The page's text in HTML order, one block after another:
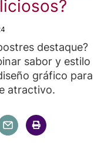
destaque?
sabor y estilo
gráfico para
atractivo.
TwitterEmail
Compartir Imprimir